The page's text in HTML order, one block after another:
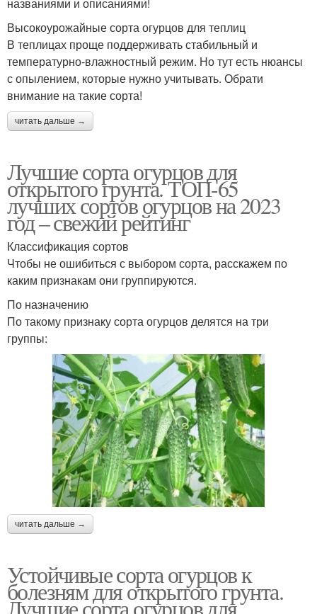
Высокоурожайные сорта огурцов для теплиц
В теплицах проще поддерживать стабильный и
температурно-влажностный режим. Но тут есть нюансы
с опылением, которые нужно учитывать. Обрати
внимание на такие сорта!
читать дальше →
Лучшие сорта огурцов для
открытого грунта. ТОП-65
лучших сортов огурцов на 2023
год – свежий рейтинг
Классификация сортов
Чтобы не ошибиться с выбором сорта, расскажем по
каким признакам они группируются.
По назначению
По такому признаку сорта огурцов делятся на три
группы:
читать дальше →
Устойчивые сорта огурцов к
болезням для открытого грунта.
Лучшие сорта огурцов для